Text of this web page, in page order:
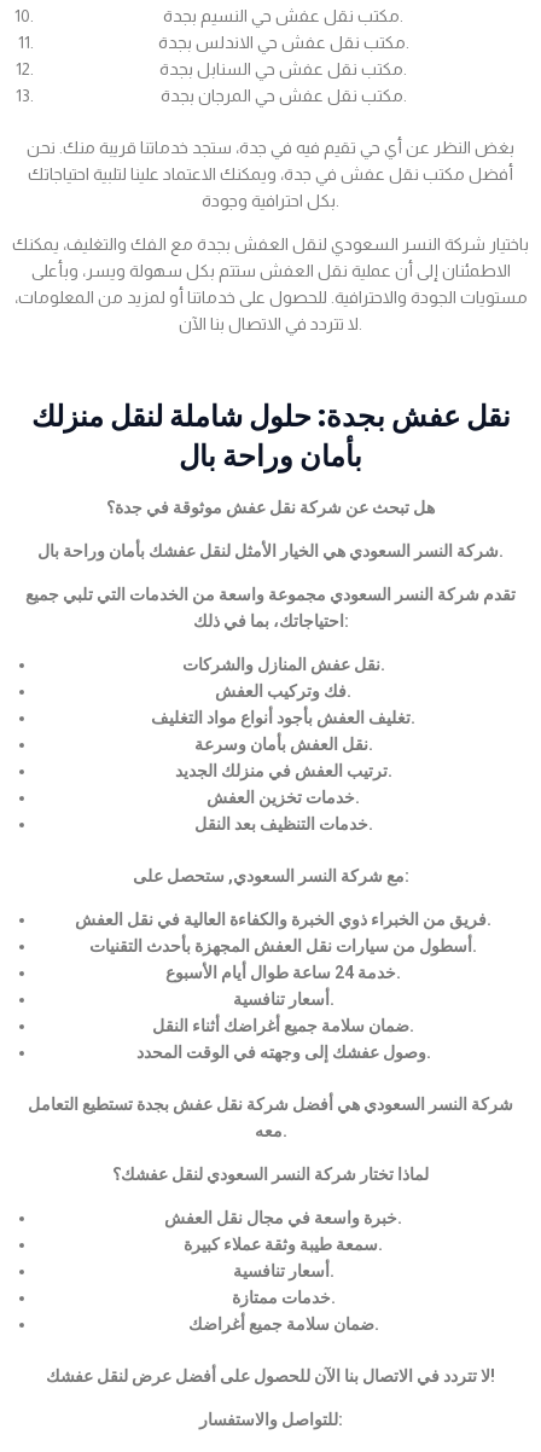
بغض النظر عن أي حي تقيم فيه في جدة، ستجد خدماتنا قريبة منك. نحن
أفضل مكتب نقل عفش في جدة، ويمكنك الاعتماد علينا لتلبية احتياجاتك
باختيار شركة النسر السعودي لنقل العفش بجدة مع الفك والتغليف، يمكنك
الاطمئنان إلى أن عملية نقل العفش ستتم بكل سهولة ويسر، وبأعلى
مستويات الجودة والاحترافية. للحصول على خدماتنا أو لمزيد من المعلومات،
نقل عفش بجدة: حلول شاملة لنقل منزلك
بأمان وراحة بال
هل تبحث عن شركة نقل عفش موثوقة في جدة؟
شركة النسر السعودي هي الخيار الأمثل لنقل عفشك بأمان وراحة بال.
تقدم شركة النسر السعودي مجموعة واسعة من الخدمات التي تلبي جميع
احتياجاتك، بما في ذلك:
نقل عفش المنازل والشركات.
فك وتركيب العفش.
تغليف العفش بأجود أنواع مواد التغليف.
نقل العفش بأمان وسرعة.
ترتيب العفش في منزلك الجديد.
خدمات تخزين العفش.
خدمات التنظيف بعد النقل.
مع شركة النسر السعودي, ستحصل على:
فريق من الخبراء ذوي الخبرة والكفاءة العالية في نقل العفش.
أسطول من سيارات نقل العفش المجهزة بأحدث التقنيات.
خدمة 24 ساعة طوال أيام الأسبوع.
أسعار تنافسية.
ضمان سلامة جميع أغراضك أثناء النقل.
وصول عفشك إلى وجهته في الوقت المحدد.
شركة النسر السعودي هي أفضل شركة نقل عفش بجدة تستطيع التعامل
معه.
لماذا تختار شركة النسر السعودي لنقل عفشك؟
خبرة واسعة في مجال نقل العفش.
سمعة طيبة وثقة عملاء كبيرة.
أسعار تنافسية.
خدمات ممتازة.
ضمان سلامة جميع أغراضك.
لا تتردد في الاتصال بنا الآن للحصول على أفضل عرض لنقل عفشك!
للتواصل والاستفسار: